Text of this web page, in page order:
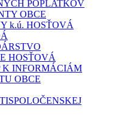
POPLATKOV
OBCE
k.ú. HOSŤOVÁ
HOSŤOVÁ
K INFORMÁCIÁM
OBCE